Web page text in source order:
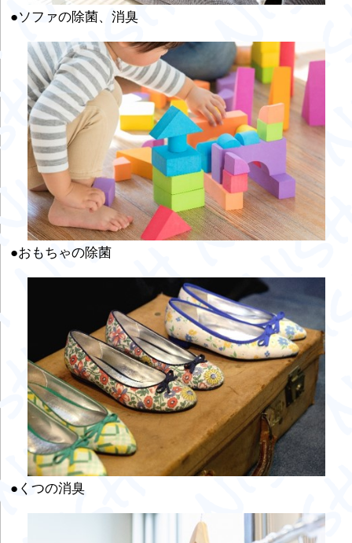
●ソファの除菌、消臭
●おもちゃの除菌
●くつの消臭